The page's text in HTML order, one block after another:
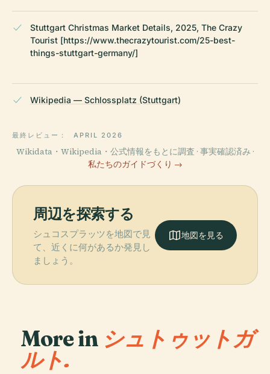
Stuttgart Christmas Market Details, 2025, The Crazy
Tourist [https://www.thecrazytourist.com/25-best-
things-stuttgart-germany/]
Wikipedia — Schlossplatz (Stuttgart)
最終レビュー： APRIL 2026
Wikidata・Wikipedia・公式情報をもとに調査 · 事実確認済み ·
私たちのガイドづくり →
周辺を探索する
シュコスプラッツを地図で見
て、近くに何があるか発見し
ましょう。
地図を見る
More in シュトゥットガ
ルト.